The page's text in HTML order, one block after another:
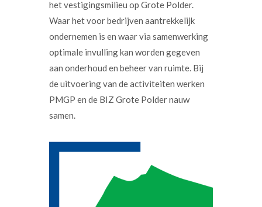
het vestigingsmilieu op Grote Polder.
Waar het voor bedrijven aantrekkelijk
ondernemen is en waar via samenwerking
optimale invulling kan worden gegeven
aan onderhoud en beheer van ruimte. Bij
de uitvoering van de activiteiten werken
PMGP en de BIZ Grote Polder nauw
samen.